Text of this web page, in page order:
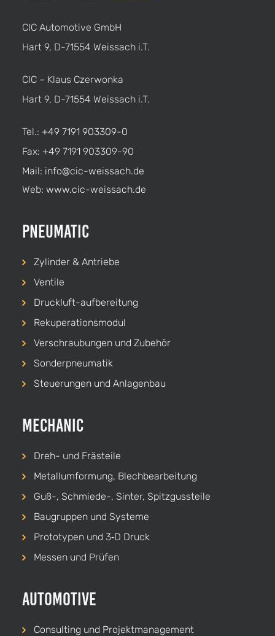
CIC Automotive GmbH
Hart 9, D-71554 Weissach i.T.
CIC – Klaus Czerwonka
Hart 9, D-71554 Weissach i.T.
Tel.: +49 7191 903309-0
Fax: +49 7191 903309-90
Mail: info@cic-weissach.de
Web: www.cic-weissach.de
Pneumatic
Zylinder & Antriebe
Ventile
Druckluft-aufbereitung
Rekuperationsmodul
Verschraubungen und Zubehör
Sonderpneumatik
Steuerungen und Anlagenbau
Mechanic
Dreh- und Frästeile
Metallumformung, Blechbearbeitung
Guß-, Schmiede-, Sinter, Spitzgussteile
Baugruppen und Systeme
Prototypen und 3‑D Druck
Messen und Prüfen
Automotive
Consulting und Projekt­management